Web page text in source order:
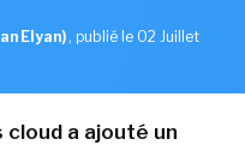
Elyan) , publié le 02 Juillet
a ajouté un